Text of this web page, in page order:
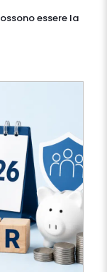
essere la